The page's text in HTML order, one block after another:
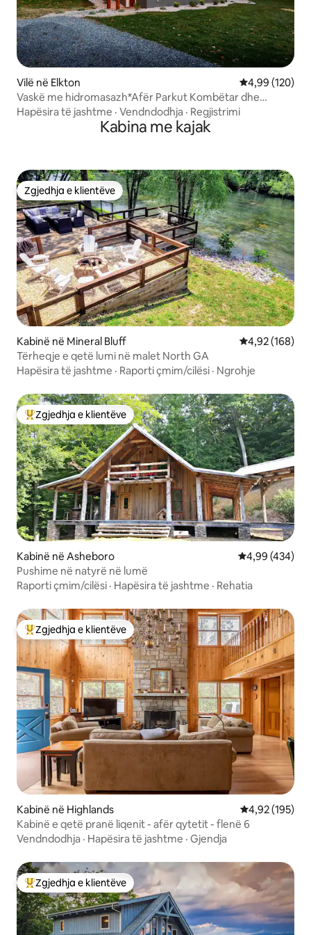
Vilë në Elkton Vlerësimi
4,99 (120)
Vaskë me hidromasazh*Afër Parkut Kombëtar dhe
Massanutten*42 hektarë
Hapësira të jashtme · Vendndodhja · Regjistrimi
Kabina me kajak
Zgjedhja e klientëve
Zgjedhja e klientëve
Kabinë në Mineral Bluff Vlerësimi
4,92 (168)
Tërheqje e qetë lumi në malet North GA
Hapësira të jashtme · Raporti çmim/cilësi · Ngrohje
Më të mirat e zgjedhjeve të klientëve
Zgjedhja e klientëve
Kabinë në Asheboro Vlerësimi
4,99 (434)
Pushime në natyrë në lumë
Raporti çmim/cilësi · Hapësira të jashtme · Rehatia
Më të mirat e zgjedhjeve të klientëve
Zgjedhja e klientëve
Kabinë në Highlands Vlerësimi
4,92 (195)
Kabinë e qetë pranë liqenit - afër qytetit - flenë 6
Vendndodhja · Hapësira të jashtme · Gjendja
Më të mirat e zgjedhjeve të klientëve
Zgjedhja e klientëve